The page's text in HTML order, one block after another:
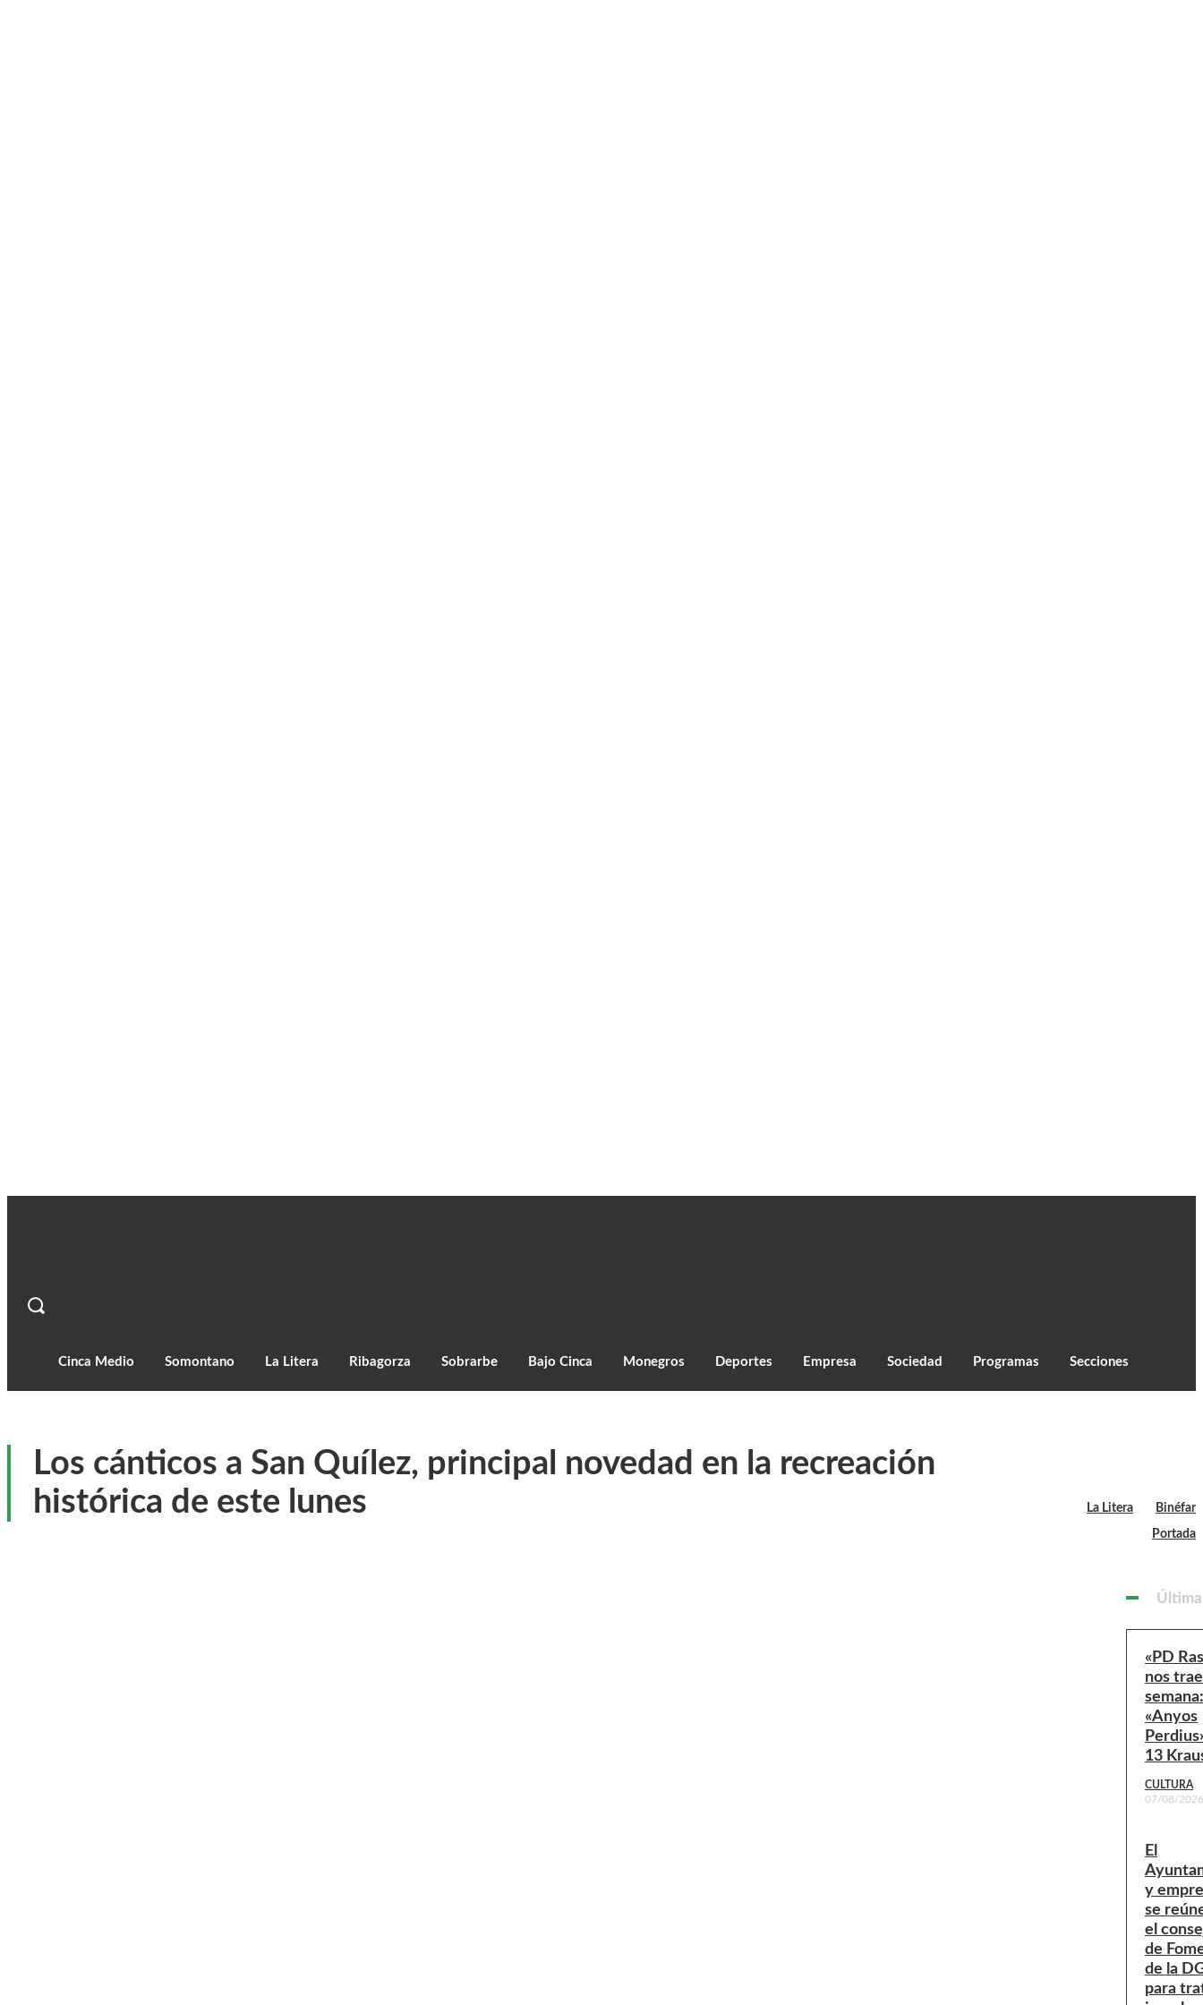
Cinca Medio Somontano La Litera Ribagorza Sobrarbe Bajo Cinca Monegros Deportes Empresa Sociedad Programas Secciones
Los cánticos a San Quílez, principal novedad en la recreación
histórica de este lunes
La Litera Binéfar
Portada
«PD
nos
semana:
«Anyos
13
CULTURA
07/08/2026
El
y
se
el
de
de la
para